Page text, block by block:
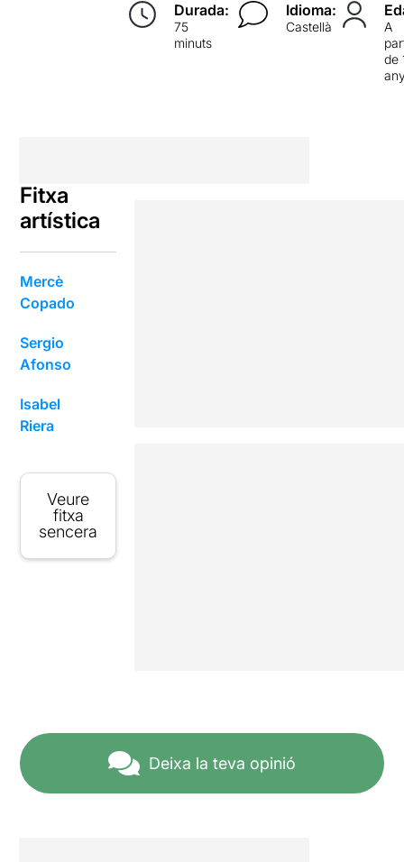
Durada:
75
minuts
Idioma:
Castellà
A
de
Fitxa
artística
Mercè
Copado
Sergio
Afonso
Isabel
Riera
Veure
fitxa
sencera
Deixa la teva opinió